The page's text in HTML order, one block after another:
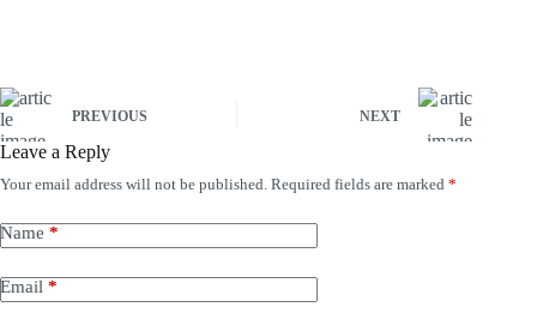
PREVIOUS NEXT
Leave a Reply
Your email address will not be published. Required fields are marked *
Name *
Email *